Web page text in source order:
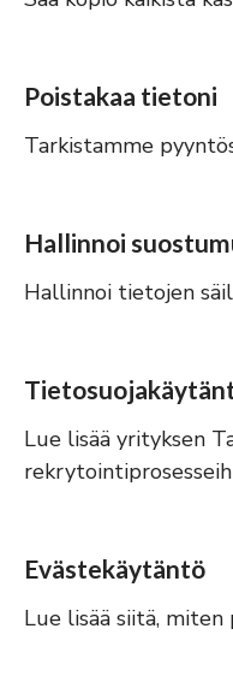
Poistakaa tietoni
Tarkistamme
Hallinnoi
Hallinnoi tietojen
Lue lisää yrityksen
Evästekäytäntö
Lue lisää siitä,